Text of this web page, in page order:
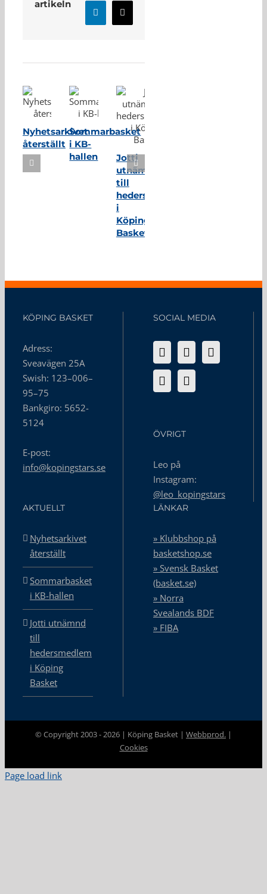
artikeln
LinkedInE-
post
Nyhetsarkivet
återställt
Sommarbasket
i KB-
hallen
Jotti
utnämnd
till
hedersmedlem
i
Köping
Basket
KÖPING BASKET
Adress:
Sveavägen 25A
Swish: 123–006–
95–75
Bankgiro: 5652-
5124
E-post:
info@kopingstars.se
SOCIAL MEDIA
ÖVRIGT
Leo på
Instagram:
@leo_kopingstars
AKTUELLT
Nyhetsarkivet
återställt
Sommarbasket
i KB-hallen
Jotti utnämnd
till
hedersmedlem
i Köping
Basket
LÄNKAR
» Klubbshop på
basketshop.se
» Svensk Basket
(basket.se)
» Norra
Svealands BDF
» FIBA
© Copyright 2003 -2026 | Köping Basket | Webbprod. |
Cookies
Page load link